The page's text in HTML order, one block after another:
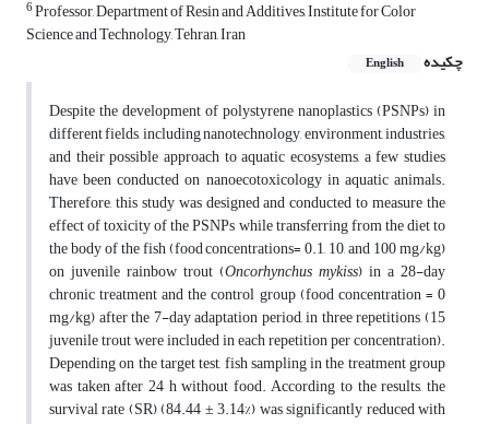
6Professor, Department of Resin and Additives, Institute for Color
Science and Technology, Tehran, Iran
چکیده
English
Despite the development of polystyrene nanoplastics (PSNPs) in
different fields, including nanotechnology, environment, industries,
and their possible approach to aquatic ecosystems, a few studies
have been conducted on nanoecotoxicology in aquatic animals.
Therefore, this study was designed and conducted to measure the
effect of toxicity of the PSNPs while transferring from the diet to
the body of the fish (food concentrations= 0.1, 10, and 100 mg/kg)
on juvenile rainbow trout (Oncorhynchus mykiss) in a 28-day
chronic treatment and the control group (food concentration = 0
mg/kg) after the 7-day adaptation period, in three repetitions (15
juvenile trout were included in each repetition per concentration).
Depending on the target test, fish sampling in the treatment group
was taken after 24 h without food. According to the results, the
survival rate (SR) (84.44 ± 3.14%) was significantly reduced with